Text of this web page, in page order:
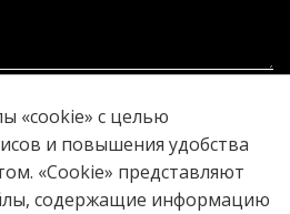
«cookie» с целью
и повышения удобства
«Cookie» представляют
содержащие информацию